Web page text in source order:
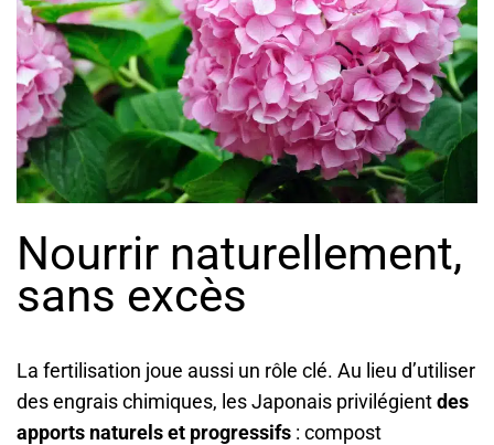
Nourrir naturellement,
sans excès
La fertilisation joue aussi un rôle clé. Au lieu d’utiliser
des engrais chimiques, les Japonais privilégientdes
apports naturels et progressifs : compost